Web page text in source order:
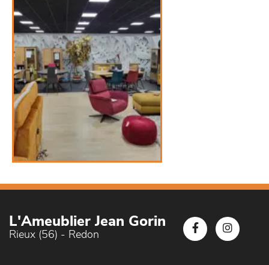
L'Ameublier Jean Gorin
Rieux (56) - Redon